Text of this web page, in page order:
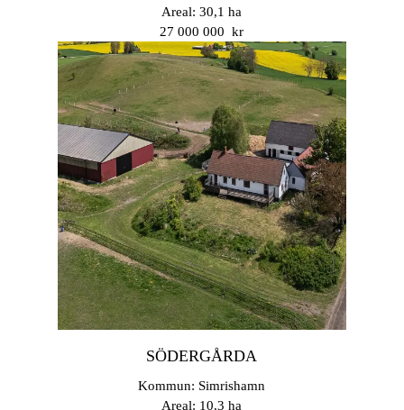
Areal: 30,1 ha
27 000 000 kr
SÖDERGÅRDA
Kommun: Simrishamn
Areal: 10,3 ha